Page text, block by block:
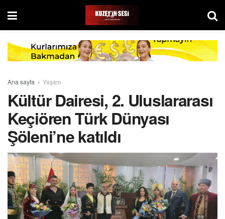
Ana sayfa Yaşam
Kültür Dairesi, 2. Uluslararası
Keçiören Türk Dünyası
Şöleni’ne katıldı